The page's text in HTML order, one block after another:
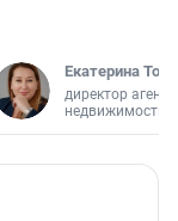
Екатерина
директор
недвижимости